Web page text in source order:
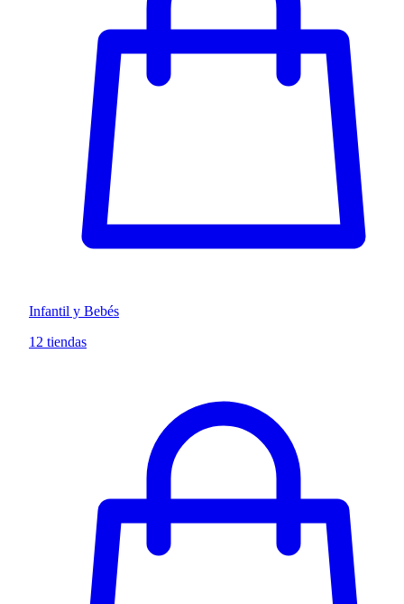
Infantil y Bebés
12 tiendas